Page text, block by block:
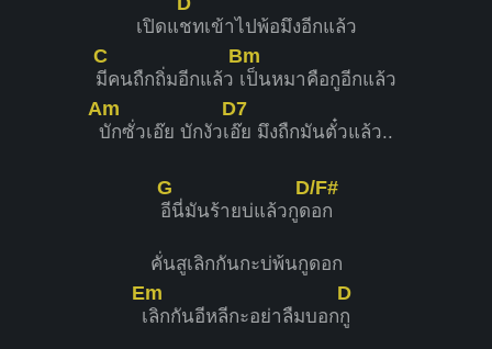
เปิดแชทเข้าไปพ้อมึงอีกแล้ว
C
มีคนถืกถิ่มอีกแล้ว
Bm
เป็นหมาคือกูอีกแล้ว
Am
บักซั่วเอ๊ย บักงัวเ
D7
อ๊ย มึงถืกมันตั๋วแล้ว..
G
อีนี่มันร้ายบ่แล้วกูด
D/F#
อก
คั่นสูเลิกกันกะบ่พ้นกูดอก
Em
เลิกกันอีหลีกะอย่าลืมบอก
D
กู